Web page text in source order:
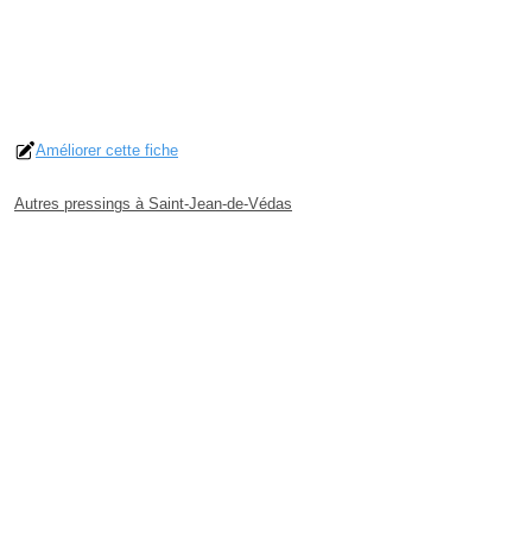
Améliorer cette fiche
Autres pressings à Saint-Jean-de-Védas